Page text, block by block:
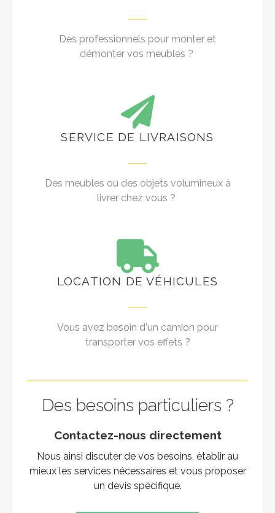
Des professionnels pour monter et
démonter vos meubles ?
SERVICE DE LIVRAISONS
Des meubles ou des objets volumineux à
livrer chez vous ?
LOCATION DE VÉHICULES
Vous avez besoin d'un camion pour
transporter vos effets ?
Des besoins particuliers ?
Contactez-nous directement
Nous ainsi discuter de vos besoins, établir au
mieux les services nécessaires et vous proposer
un devis spécifique.